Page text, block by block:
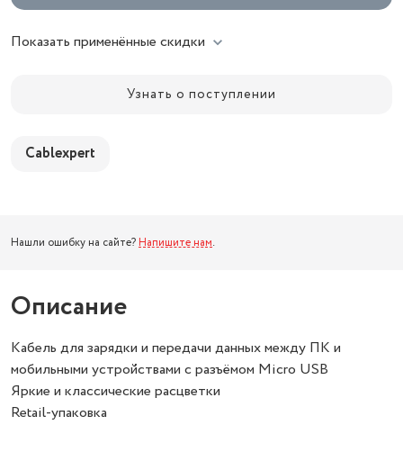
Показать применённые скидки
Узнать о поступлении
Cablexpert
Нашли ошибку на сайте? Напишите нам.
Описание
Кабель для зарядки и передачи данных между ПК и
мобильными устройствами с разъёмом Micro USB
Яркие и классические расцветки
Retail-упаковка